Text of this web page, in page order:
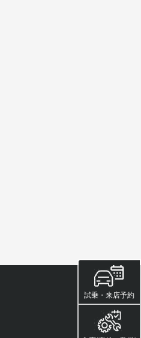
試乗・来店予約